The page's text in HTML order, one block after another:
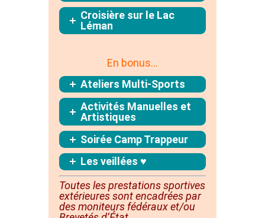
Croisière sur le Lac
Léman
En bonus…
Ateliers Multi-Sports
Activités Manuelles et
Artistiques
Soirée Camp Trappeur
Les veillées ♥
Toutes les prestations sportives
extérieures sontencadréespar
des moniteurs fédéraux et/ou